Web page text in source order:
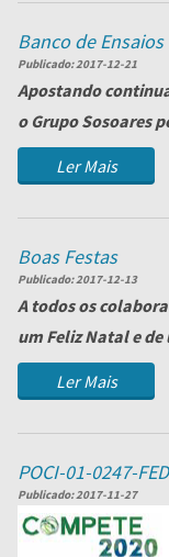
Banco de Ensaios
Publicado:2017-12-21
Apostando
o Grupo Sosoares
Ensaios, cujo
Ler Mais
Boas Festas
Publicado:2017-12-13
A todos os
um Feliz Natal e
Ler Mais
POCI-01-0247-
Publicado:2017-11-27